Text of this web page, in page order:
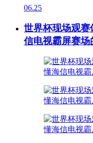
06.25
世界杯现场观
信电视霸屏赛场